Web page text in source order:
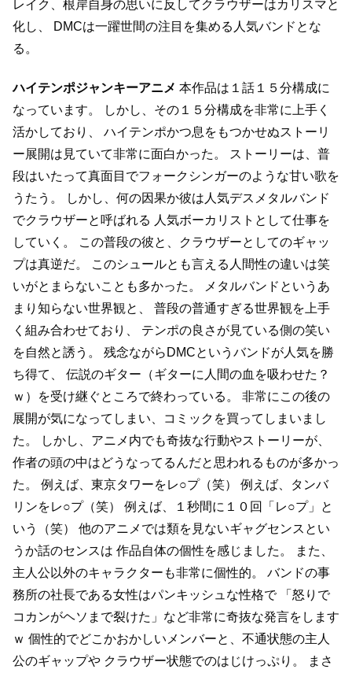
レイク、根岸自身の思いに反してクラウザーはカリスマと
化し、
DMCは一躍世間の注目を集める人気バンドとな
る。
ハイテンポジャンキーアニメ 本作品は１話１５分構成に
なっています。
しかし、その１５分構成を非常に上手く
活かしており、
ハイテンポかつ息をもつかせぬストーリ
ー展開は見ていて非常に面白かった。
ストーリーは、普
段はいたって真面目でフォークシンガーのような甘い歌を
うたう。
しかし、何の因果か彼は人気デスメタルバンド
でクラウザーと呼ばれる 人気ボーカリストとして仕事を
していく。
この普段の彼と、クラウザーとしてのギャッ
プは真逆だ。
このシュールとも言える人間性の違いは笑
いがとまらないことも多かった。
メタルバンドというあ
まり知らない世界観と、
普段の普通すぎる世界観を上手
く組み合わせており、
テンポの良さが見ている側の笑い
を自然と誘う。
残念ながらDMCというバンドが人気を勝
ち得て、
伝説のギター（ギターに人間の血を吸わせた？
ｗ）を受け継ぐところで終わっている。
非常にこの後の
展開が気になってしまい、コミックを買ってしまいまし
た。
しかし、アニメ内でも奇抜な行動やストーリーが、
作者の頭の中はどうなってるんだと思われるものが多かっ
た。
例えば、東京タワーをレ○プ（笑）
例えば、タンバ
リンをレ○プ（笑）
例えば、１秒間に１０回「レ○プ」と
いう（笑）
他のアニメでは類を見ないギャグセンスとい
うか話のセンスは 作品自体の個性を感じました。
また、
主人公以外のキャラクターも非常に個性的。
バンドの事
務所の社長である女性はパンキッシュな性格で「怒りで
コカンがヘソまで裂けた」など非常に奇抜な発言をします
ｗ 個性的でどこかおかしいメンバーと、不通状態の主人
公のギャップや クラウザー状態でのはじけっぷり。
まさ